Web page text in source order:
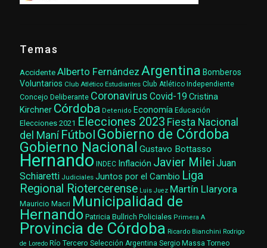
Temas
AccidenteAlberto Fernández Argentina Bomberos
Voluntarios Club Atlético Estudiantes Club Atlético Independiente
Concejo Deliberante Coronavirus Covid-19 Cristina
Kirchner Córdoba Detenido Economía Educación
Elecciones 2021 Elecciones 2023 Fiesta Nacional
del Maní Fútbol Gobierno de Córdoba
Gobierno Nacional Gustavo Bottasso
Hernando INDEC Inflación Javier Milei Juan
Schiaretti Judiciales Juntos por el Cambio Liga
Regional Riotercerense Luis Juez Martín Llaryora
Mauricio Macri Municipalidad de
Hernando Patricia Bullrich Policiales Primera A
Provincia de Córdoba Ricardo Bianchini Rodrigo
de Loredo Río Tercero Selección Argentina Sergio Massa Torneo